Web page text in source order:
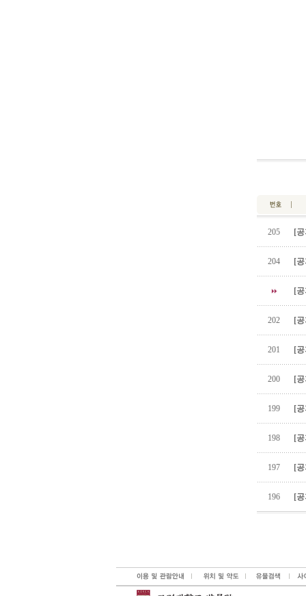
205 [
204 [
[
202 [
201 [
200 [
199 [
198 [
197 [
196 [